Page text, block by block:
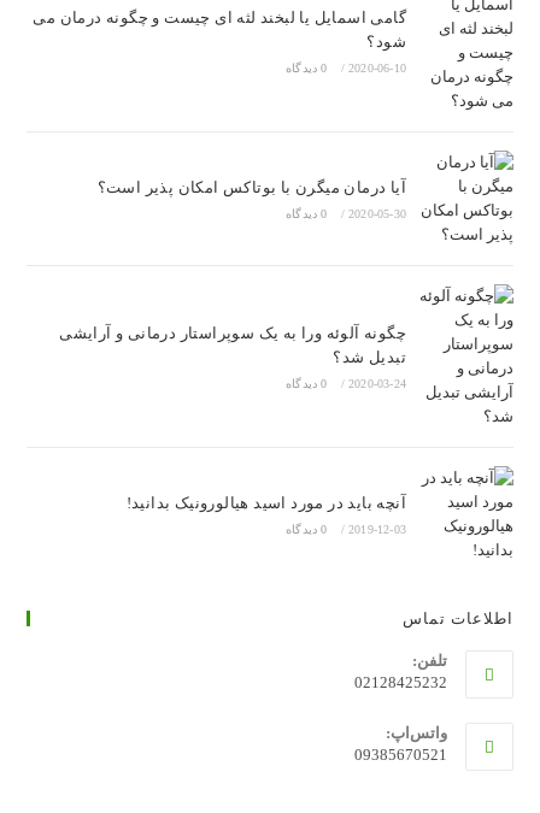
گامی اسمایل یا لبخند لثه ای چیست و چگونه درمان می
شود؟
2020-06-10
/ 0 دیدگاه
آیا درمان میگرن با بوتاکس امکان پذیر است؟
2020-05-30
/ 0 دیدگاه
چگونه آلوئه ورا به یک سوپراستار درمانی و آرایشی
تبدیل شد؟
2020-03-24
/ 0 دیدگاه
آنچه باید در مورد اسید هیالورونیک بدانید!
2019-12-03
/ 0 دیدگاه
اطلاعات تماس
تلفن:
02128425232
واتس‌اپ:
09385670521